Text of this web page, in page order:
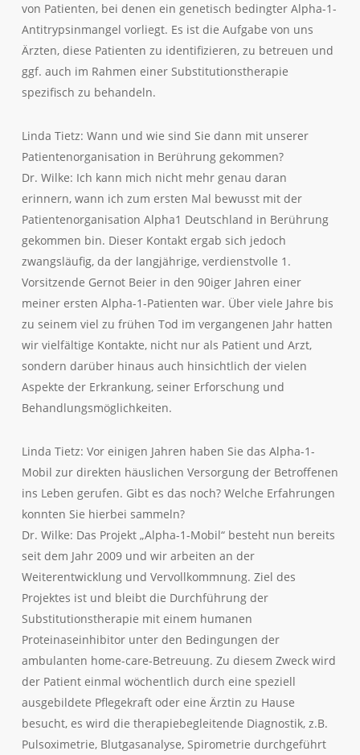
von Patienten, bei denen ein genetisch bedingter Alpha-1-
Antitrypsinmangel vorliegt. Es ist die Aufgabe von uns
Ärzten, diese Patienten zu identifizieren, zu betreuen und
ggf. auch im Rahmen einer Substitutionstherapie
spezifisch zu behandeln.
Linda Tietz: Wann und wie sind Sie dann mit unserer
Patientenorganisation in Berührung gekommen?
Dr. Wilke: Ich kann mich nicht mehr genau daran
erinnern, wann ich zum ersten Mal bewusst mit der
Patientenorganisation Alpha1 Deutschland in Berührung
gekommen bin. Dieser Kontakt ergab sich jedoch
zwangsläufig, da der langjährige, verdienstvolle 1.
Vorsitzende Gernot Beier in den 90iger Jahren einer
meiner ersten Alpha-1-Patienten war. Über viele Jahre bis
zu seinem viel zu frühen Tod im vergangenen Jahr hatten
wir vielfältige Kontakte, nicht nur als Patient und Arzt,
sondern darüber hinaus auch hinsichtlich der vielen
Aspekte der Erkrankung, seiner Erforschung und
Behandlungsmöglichkeiten.
Linda Tietz: Vor einigen Jahren haben Sie das Alpha-1-
Mobil zur direkten häuslichen Versorgung der Betroffenen
ins Leben gerufen. Gibt es das noch? Welche Erfahrungen
konnten Sie hierbei sammeln?
Dr. Wilke: Das Projekt „Alpha-1-Mobil“ besteht nun bereits
seit dem Jahr 2009 und wir arbeiten an der
Weiterentwicklung und Vervollkommnung. Ziel des
Projektes ist und bleibt die Durchführung der
Substitutionstherapie mit einem humanen
Proteinaseinhibitor unter den Bedingungen der
ambulanten home-care-Betreuung. Zu diesem Zweck wird
der Patient einmal wöchentlich durch eine speziell
ausgebildete Pflegekraft oder eine Ärztin zu Hause
besucht, es wird die therapiebegleitende Diagnostik, z.B.
Pulsoximetrie, Blutgasanalyse, Spirometrie durchgeführt